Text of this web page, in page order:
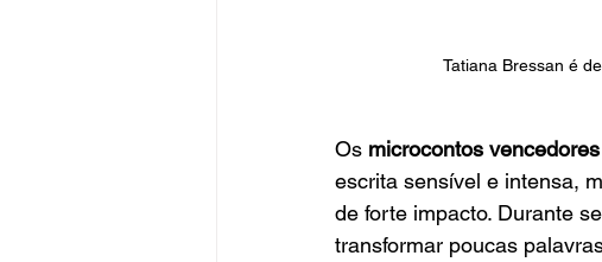
Tatiana Bressan é
Os microcontos
escrita sensível e intensa,
de forte impacto. Durante
transformar poucas